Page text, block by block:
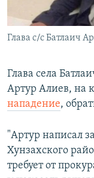
СОЦИАЛЬНЫЕ СЕТИ
Все сайты
Глава с/с Батлаич
Глава села
Артур Алиев, на
нападение,
"Артур написал
Хунзахского
требует от